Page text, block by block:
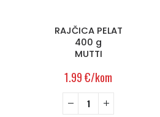
RAJČICA PELAT
400 g
MUTTI
1.99€/kom